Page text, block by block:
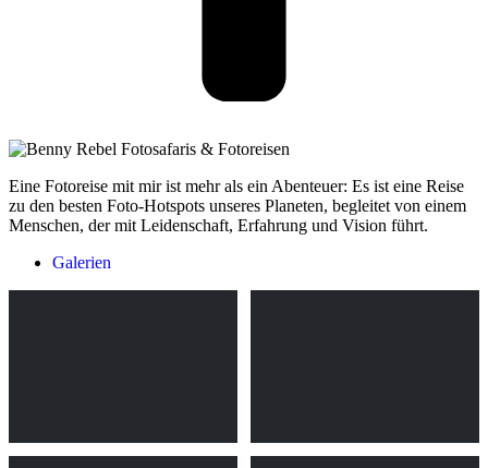
Eine Fotoreise mit mir ist mehr als ein Abenteuer: Es ist eine Reise
zu den besten Foto-Hotspots unseres Planeten, begleitet von einem
Menschen, der mit Leidenschaft, Erfahrung und Vision führt.
Galerien